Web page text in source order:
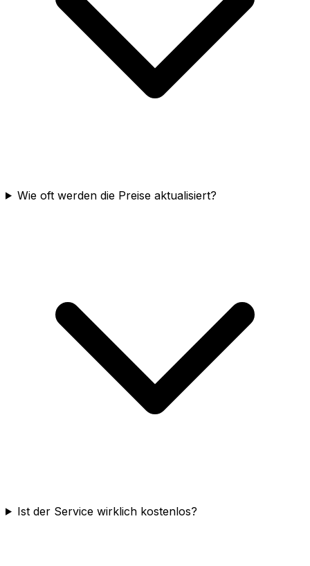
Wie oft werden die Preise aktualisiert?
Ist der Service wirklich kostenlos?